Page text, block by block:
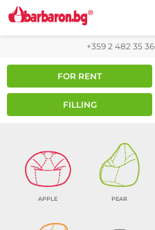
+359 2 482 35 36
FOR RENT
FILLING
APPLE PEAR